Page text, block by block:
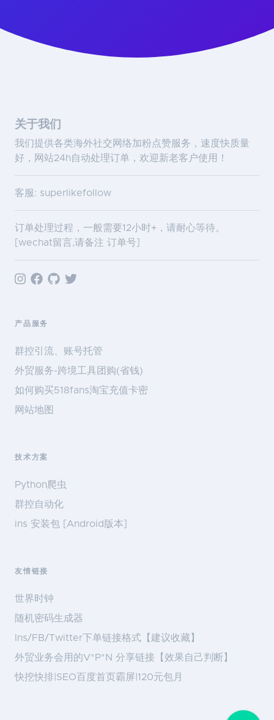
关于我们
我们提供各类海外社交网络加粉点赞服务，速度快质量
好，网站24h自动处理订单，欢迎新老客户使用！
客服: superlikefollow
订单处理过程，一般需要12小时+，请耐心等待。
[wechat留言,请备注 订单号]
产品服务
群控引流、账号托管
外贸服务-跨境工具团购(省钱)
如何购买518fans淘宝充值卡密
网站地图
技术方案
Python爬虫
群控自动化
ins 安装包 [Android版本]
友情链接
世界时钟
随机密码生成器
Ins/FB/Twitter下单链接格式【建议收藏】
外贸业务会用的V*P*N 分享链接【效果自己判断】
快挖快排|SEO百度首页霸屏|120元包月